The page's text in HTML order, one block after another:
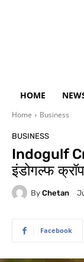
HOME
Home Business
BUSINESS
Indogulf
इंडोगल्फ
By Chetan
Facebook